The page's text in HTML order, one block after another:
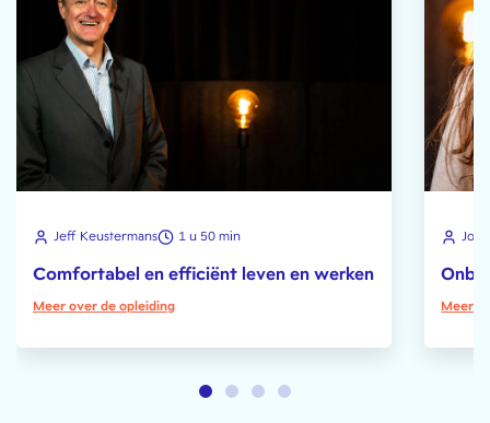
Jeff Keustermans 1 u 50 min
Comfortabel en efficiënt leven en werken
Meer over de opleiding Meer